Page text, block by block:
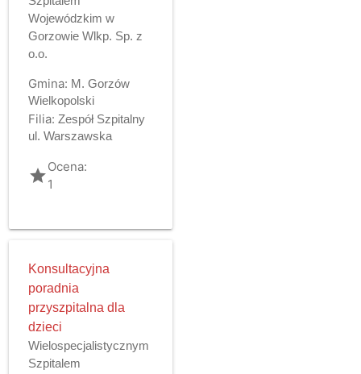
Wojewódzkim w
Gorzowie Wlkp. Sp. z
o.o.
Gmina: M. Gorzów
Wielkopolski
Filia: Zespół Szpitalny
ul. Warszawska
gradeOcena:
1
Konsultacyjna
poradnia
przyszpitalna dla
dzieci
Wielospecjalistycznym
Szpitalem